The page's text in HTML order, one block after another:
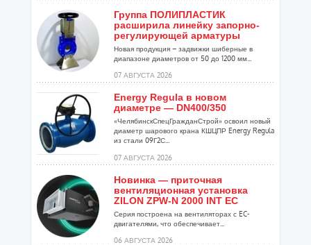
Группа ПОЛИПЛАСТИК
расширила линейку запорно-
регулирующей арматуры
Новая продукция – задвижки шиберные в
диапазоне диаметров от 50 до 1200 мм...
07 АВГУСТА 2026
Energy Regula в новом
диаметре — DN400/350
«ЧелябинскСпецГражданСтрой» освоил новый
диаметр шарового крана КШЦПР Energy Regula
из стали 09Г2С...
07 АВГУСТА 2026
Новинка — приточная
вентиляционная установка
ZILON ZPW-N 2000 INT EC
Серия построена на вентиляторах с EC-
двигателями, что обеспечивает...
06 АВГУСТА 2026